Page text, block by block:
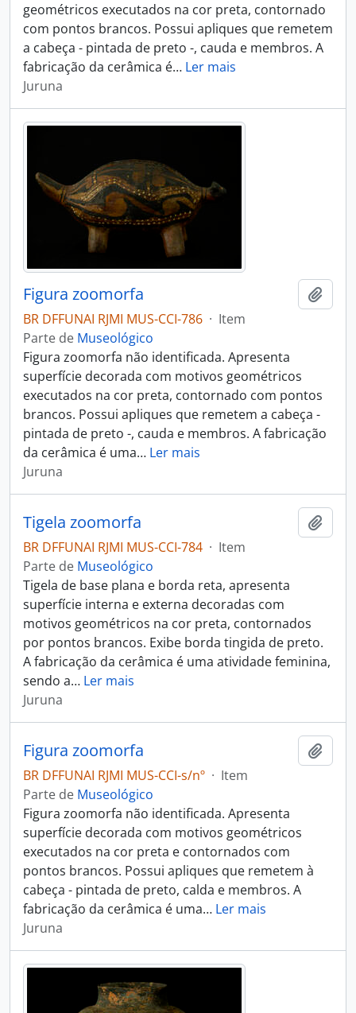
geométricos executados na cor preta, contornado
com pontos brancos. Possui apliques que remetem
a cabeça - pintada de preto -, cauda e membros. A
fabricação da cerâmica é… Ler mais
Juruna
Figura zoomorfa
BR DFFUNAI RJMI MUS-CCI-786 · Item
Parte de Museológico
Figura zoomorfa não identificada. Apresenta
superfície decorada com motivos geométricos
executados na cor preta, contornado com pontos
brancos. Possui apliques que remetem a cabeça -
pintada de preto -, cauda e membros. A fabricação
da cerâmica é uma… Ler mais
Juruna
Tigela zoomorfa
BR DFFUNAI RJMI MUS-CCI-784 · Item
Parte de Museológico
Tigela de base plana e borda reta, apresenta
superfície interna e externa decoradas com
motivos geométricos na cor preta, contornados
por pontos brancos. Exibe borda tingida de preto.
A fabricação da cerâmica é uma atividade feminina,
sendo a… Ler mais
Juruna
Figura zoomorfa
BR DFFUNAI RJMI MUS-CCI-s/nº · Item
Parte de Museológico
Figura zoomorfa não identificada. Apresenta
superfície decorada com motivos geométricos
executados na cor preta e contornados com
pontos brancos. Possui apliques que remetem à
cabeça - pintada de preto, calda e membros. A
fabricação da cerâmica é uma… Ler mais
Juruna